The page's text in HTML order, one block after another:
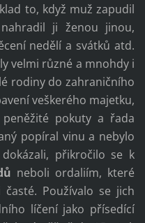
to, když muž zapudil
ji ženou jinou,
nedělí a svátků atd.
velmi různé a mnohdy i
rodiny do zahraničního
veškerého majetku,
pokuty a řada
popíral vinu a nebylo
přikročilo se k
neboli ordaliím, které
Používalo se jich
líčení jako přísedící